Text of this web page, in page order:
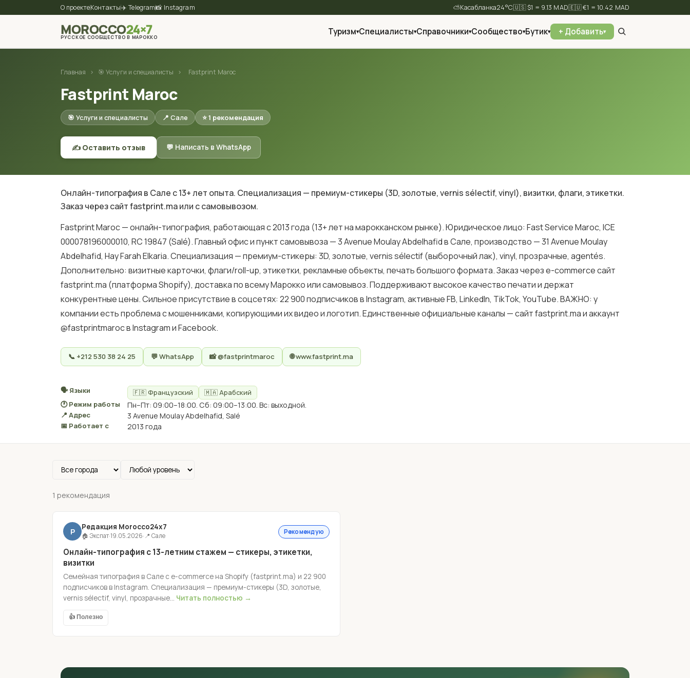
О проектеКонтакты✈️ Telegram📸 Instagram ⛅ 24°C🇺🇸 $1 = 9.13 MAD🇪🇺 €1 = 10.42 MAD
MOROCCO24×7
РУССКОЕ СООБЩЕСТВО В МАРОККО
Туризм▾Специалисты▾Справочники▾Сообщество▾Бутик▾ + Добавить▾
Главная › 🎯 Услуги и специалисты › Fastprint Maroc
Fastprint Maroc
🎯 Услуги и специалисты 📍 Сале ⭐ 1 рекомендация
✍️ Оставить отзыв 💬 Написать в WhatsApp
Онлайн-типография в Сале с 13+ лет опыта. Специализация — премиум-стикеры (3D, золотые, vernis sélectif, vinyl), визитки, флаги, этикетки.
Заказ через сайт fastprint.ma или с самовывозом.
Fastprint Maroc — онлайн-типография, работающая с 2013 года (13+ лет на марокканском рынке). Юридическое лицо: Fast Service Maroc, ICE
000078196000010, RC 19847 (Salé). Главный офис и пункт самовывоза — 3 Avenue Moulay Abdelhafid в Сале, производство — 31 Avenue Moulay
Abdelhafid, Hay Farah Elkaria. Специализация — премиум-стикеры: 3D, золотые, vernis sélectif (выборочный лак), vinyl, прозрачные, agentés.
Дополнительно: визитные карточки, флаги/roll-up, этикетки, рекламные объекты, печать большого формата. Заказ через e-commerce сайт
fastprint.ma (платформа Shopify), доставка по всему Марокко или самовывоз. Поддерживают высокое качество печати и держат
конкурентные цены. Сильное присутствие в соцсетях: 22 900 подписчиков в Instagram, активные FB, LinkedIn, TikTok, YouTube. ВАЖНО: у
компании есть проблема с мошенниками, копирующими их видео и логотип. Единственные официальные каналы — сайт fastprint.ma и аккаунт
@fastprintmaroc в Instagram и Facebook.
📞 +212 530 38 24 25 💬 WhatsApp 📸 @fastprintmaroc 🌐 www.fastprint.ma
🗣 Языки 🇫🇷 Французский
🇲🇦 Арабский
🕐 Режим работы
Пн–Пт: 09:00–18:00. Сб: 09:00–13:00. Вс: выходной.
📍 Адрес 3 Avenue Moulay Abdelhafid, Salé
📅 Работает с 2013 года
1 рекомендация
Р Редакция Morocco24x7
🏠 Экспат·19.05.2026·📍 Сале Рекомендую
Онлайн-типография с 13-летним стажем — стикеры, этикетки,
визитки
Семейная типография в Сале с e-commerce на Shopify (fastprint.ma) и 22 900
подписчиков в Instagram. Специализация — премиум-стикеры (3D, золотые,
vernis sélectif, vinyl, прозрачные... Читать полностью →
👍 Полезно